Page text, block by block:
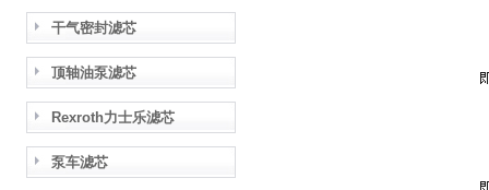
干气密封滤芯
顶轴油泵滤芯
Rexroth力士乐滤芯
泵车滤芯